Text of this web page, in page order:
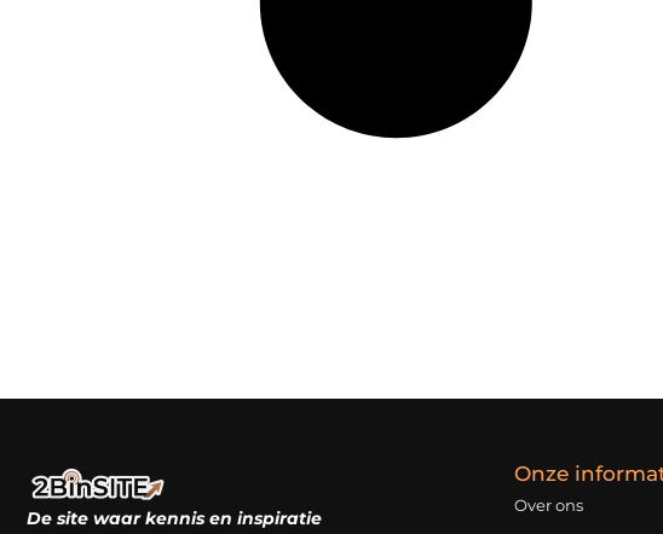
De site waar kennis en inspiratie
Onze
Over ons